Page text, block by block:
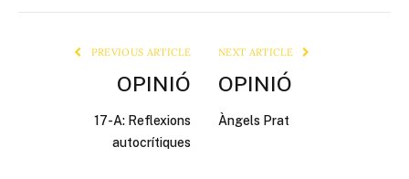
PREVIOUS ARTICLE
OPINIÓ
17-A: Reflexions
autocrítiques
NEXT ARTICLE
OPINIÓ
Àngels Prat